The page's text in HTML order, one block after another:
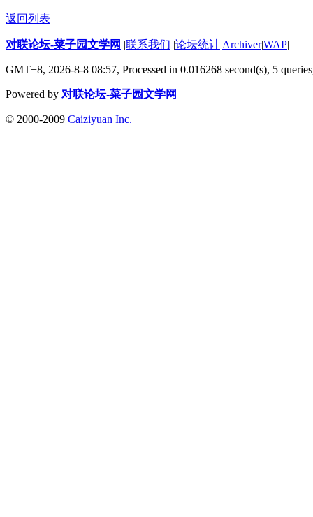
返回列表
对联论坛-菜子园文学网 |联系我们 |论坛统计|Archiver|WAP|
GMT+8, 2026-8-8 08:57, Processed in 0.016268 second(s), 5
Powered by 对联论坛-菜子园文学网
© 2000-2009 Caiziyuan Inc.